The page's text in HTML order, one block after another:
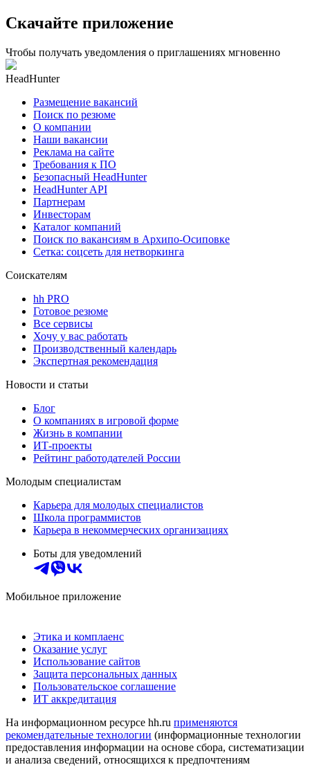
Скачайте приложение
Чтобы получать уведомления о приглашениях мгновенно
HeadHunter
Размещение вакансий
Поиск по резюме
О компании
Наши вакансии
Реклама на сайте
Требования к ПО
Безопасный HeadHunter
HeadHunter API
Партнерам
Инвесторам
Каталог компаний
Поиск по вакансиям в Архипо-Осиповке
Сетка: соцсеть для нетворкинга
Соискателям
hh PRO
Готовое резюме
Все сервисы
Хочу у вас работать
Производственный календарь
Экспертная рекомендация
Новости и статьи
Блог
О компаниях в игровой форме
Жизнь в компании
ИТ-проекты
Рейтинг работодателей России
Молодым специалистам
Карьера для молодых специалистов
Школа программистов
Карьера в некоммерческих организациях
Боты для уведомлений
Мобильное приложение
Этика и комплаенс
Оказание услуг
Использование сайтов
Защита персональных данных
Пользовательское соглашение
ИТ аккредитация
На информационном ресурсе hh.ru применяются
рекомендательные технологии (информационные технологии
предоставления информации на основе сбора, систематизации
и анализа сведений, относящихся к предпочтениям